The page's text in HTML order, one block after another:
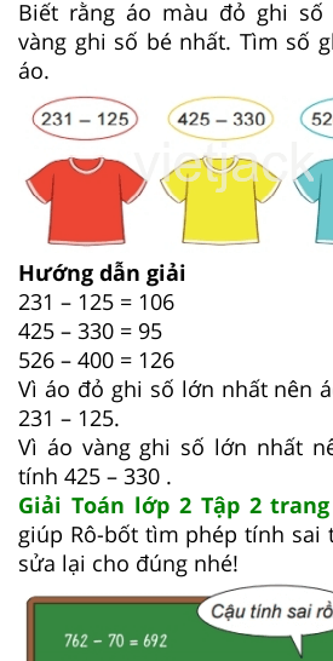
Biết rằng áo màu đỏ ghi
vàng ghi số bé nhất. Tìm số
áo.
Hướng dẫn giải
231 – 125 = 106
425 – 330 = 95
526 – 400 = 126
Vì áo đỏ ghi số lớn nhất nên
231 – 125.
Vì áo vàng ghi số lớn nhất
tính 425 – 330 .
Giải Toán lớp 2 Tập 2
giúp Rô-bốt tìm phép tính sai
sửa lại cho đúng nhé!